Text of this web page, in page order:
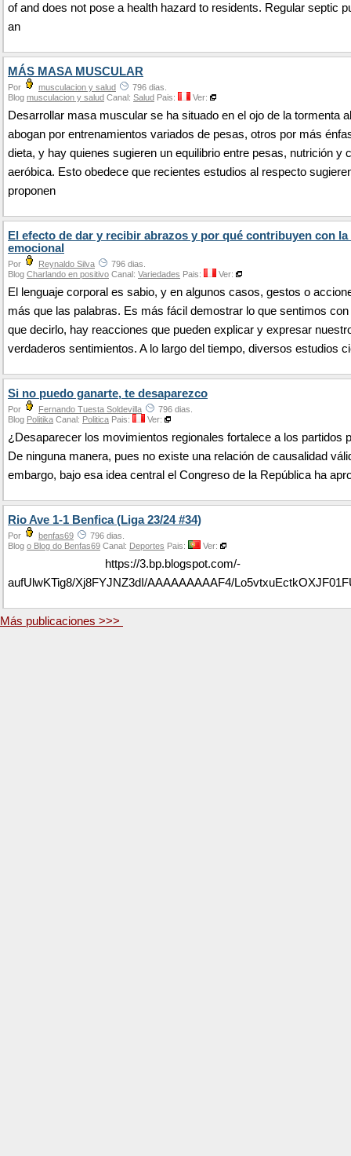
of and does not pose a health hazard to residents. Regular septic
an
MÁS MASA MUSCULAR
Por musculacion y salud
796 dias.
Blog musculacion y salud Canal: Salud Pais: Ver:
Desarrollar masa muscular se ha situado en el ojo de la tormenta
abogan por entrenamientos variados de pesas, otros por más
dieta, y hay quienes sugieren un equilibrio entre pesas, nutrición y
aeróbica. Esto obedece que recientes estudios al respecto
proponen
El efecto de dar y recibir abrazos y por qué contribuyen con la
emocional
Por Reynaldo Silva
796 dias.
Blog Charlando en positivo Canal: Variedades Pais: Ver:
El lenguaje corporal es sabio, y en algunos casos, gestos o
más que las palabras. Es más fácil demostrar lo que sentimos
que decirlo, hay reacciones que pueden explicar y expresar
verdaderos sentimientos. A lo largo del tiempo, diversos estudios
Si no puedo ganarte, te desaparezco
Por Fernando Tuesta Soldevilla
796 dias.
Blog Politika Canal: Politica Pais: Ver:
¿Desaparecer los movimientos regionales fortalece a los partidos
De ninguna manera, pues no existe una relación de causalidad
embargo, bajo esa idea central el Congreso de la República ha
Rio Ave 1-1 Benfica (Liga 23/24 #34)
Por benfas69
796 dias.
Blog o Blog do Benfas69 Canal: Deportes Pais: Ver:
https://3.bp.blogspot.com/-
aufUlwKTig8/Xj8FYJNZ3dI/AAAAAAAAAF4/
Más publicaciones >>>